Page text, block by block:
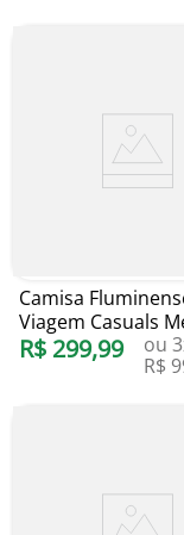
Camisa
Viagem Casuals
Gray Heather 2026
R$ 299,99 ou 3
R$